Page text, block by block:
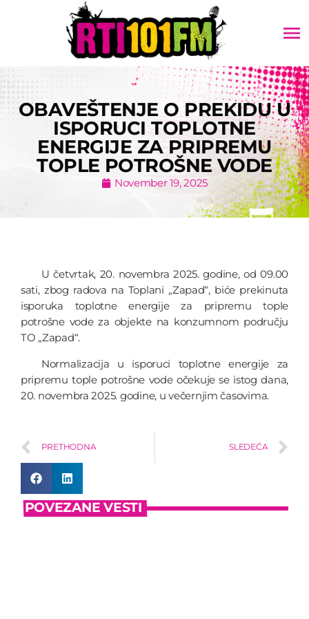
menu
OBAVEŠTENJE O PREKIDU U
ISPORUCI TOPLOTNE
ENERGIJE ZA PRIPREMU
TOPLE POTROŠNE VODE
November 19, 2025
U četvrtak, 20. novembra 2025. godine, od 09.00
sati, zbog radova na Toplani „Zapad“, biće prekinuta
isporuka toplotne energije za pripremu tople
potrošne vode za objekte na konzumnom području
TO „Zapad“.
Normalizacija u isporuci toplotne energije za
pripremu tople potrošne vode očekuje se istog dana,
20. novembra 2025. godine, u večernjim časovima.
PRETHODNA SLEDEĆA
POVEZANE VESTI